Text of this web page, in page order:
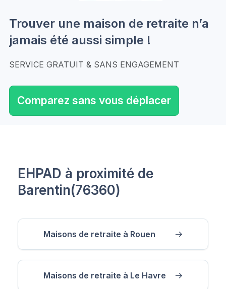
Trouver une maison de retraite n’a
jamais été aussi simple !
SERVICE GRATUIT & SANS ENGAGEMENT
Comparez sans vous déplacer
EHPAD à proximité de
Barentin(76360)
Maisons de retraite à Rouen
Maisons de retraite à Le Havre